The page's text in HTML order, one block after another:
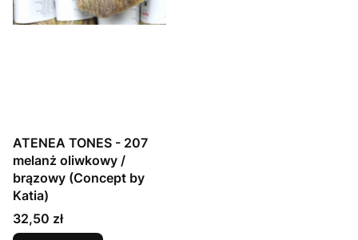
ATENEA TONES - 207
melanż oliwkowy /
brązowy (Concept by
Katia)
Cena
32,50 zł